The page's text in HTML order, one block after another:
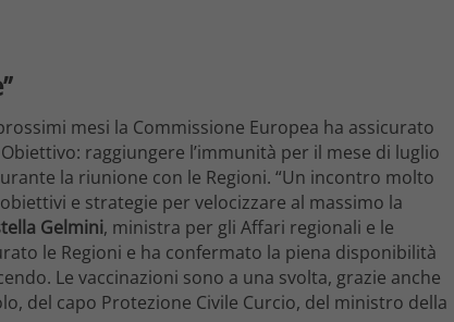
mesi la Commissione Europea ha assicurato
raggiungere l’immunità per il mese di luglio
la riunione con le Regioni. “Un incontro molto
e strategie per velocizzare al massimo la
Gelmini, ministra per gli Affari regionali e le
le Regioni e ha confermato la piena disponibilità
Le vaccinazioni sono a una svolta, grazie anche
del capo Protezione Civile Curcio, del ministro della